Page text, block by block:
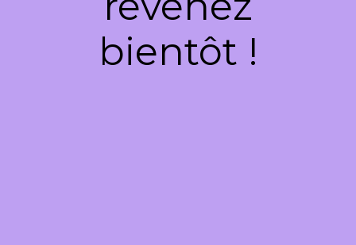
bientôt !